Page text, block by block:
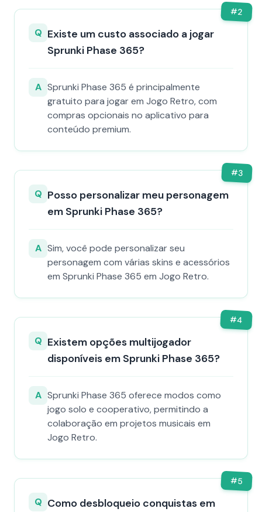
#2
Q Existe um custo associado a jogar
Sprunki Phase 365?
A Sprunki Phase 365 é principalmente
gratuito para jogar em Jogo Retro, com
compras opcionais no aplicativo para
conteúdo premium.
#3
Q Posso personalizar meu personagem
em Sprunki Phase 365?
A Sim, você pode personalizar seu
personagem com várias skins e acessórios
em Sprunki Phase 365 em Jogo Retro.
#4
Q Existem opções multijogador
disponíveis em Sprunki Phase 365?
A Sprunki Phase 365 oferece modos como
jogo solo e cooperativo, permitindo a
colaboração em projetos musicais em
Jogo Retro.
#5
Q Como desbloqueio conquistas em